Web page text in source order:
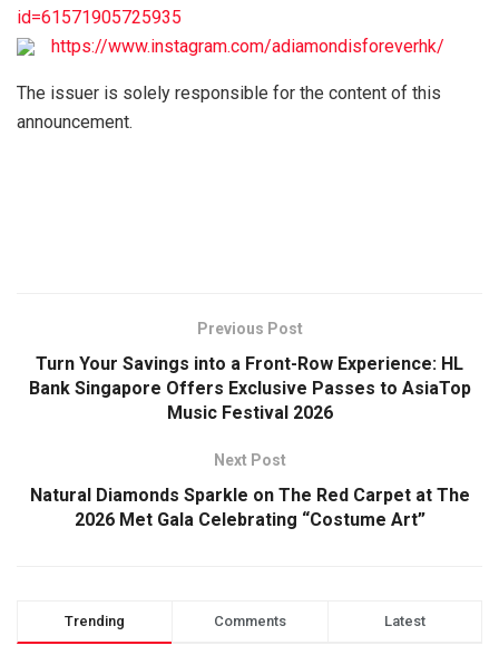
id=61571905725935
https://www.instagram.com/adiamondisforeverhk/
The issuer is solely responsible for the content of this
announcement.
Previous Post
Turn Your Savings into a Front-Row Experience: HL
Bank Singapore Offers Exclusive Passes to AsiaTop
Music Festival 2026
Next Post
Natural Diamonds Sparkle on The Red Carpet at The
2026 Met Gala Celebrating “Costume Art”
Trending Comments Latest